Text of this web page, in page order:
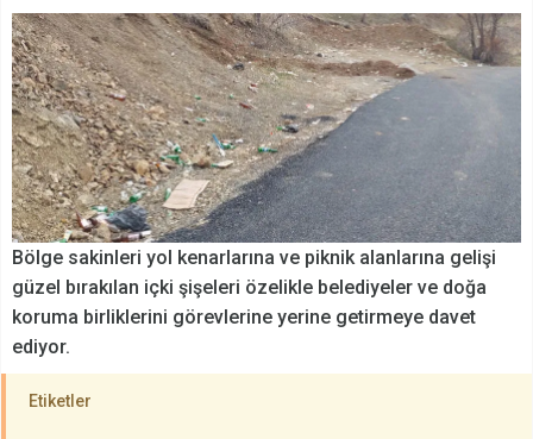
Bölge sakinleri yol kenarlarına ve piknik alanlarına gelişi
güzel bırakılan içki şişeleri özelikle belediyeler ve doğa
koruma birliklerini görevlerine yerine getirmeye davet
ediyor.
Etiketler